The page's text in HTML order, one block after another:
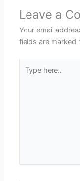
Leave a
Your email
fields are marked
here..